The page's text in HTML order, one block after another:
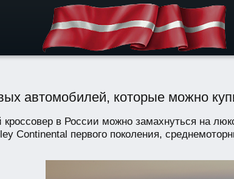
автомобилей, которые можно
в России можно замахнуться на
Continental первого поколения,